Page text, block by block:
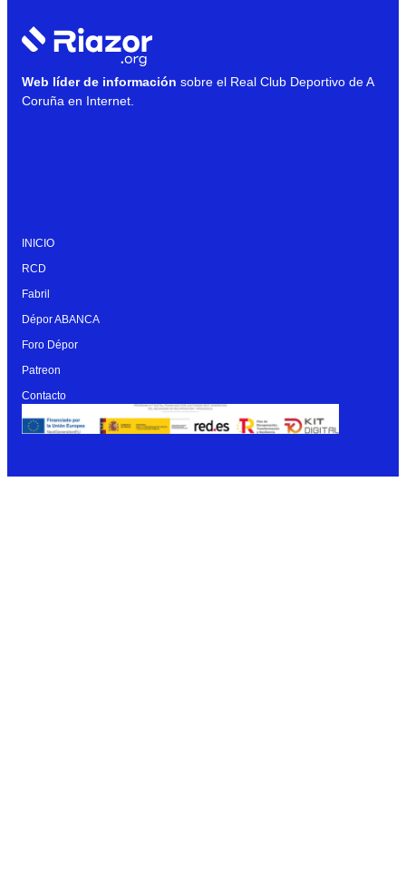
Web líder de información sobre el Real Club Deportivo de A
Coruña en Internet.
INICIO
RCD
Fabril
Dépor ABANCA
Foro Dépor
Patreon
Contacto